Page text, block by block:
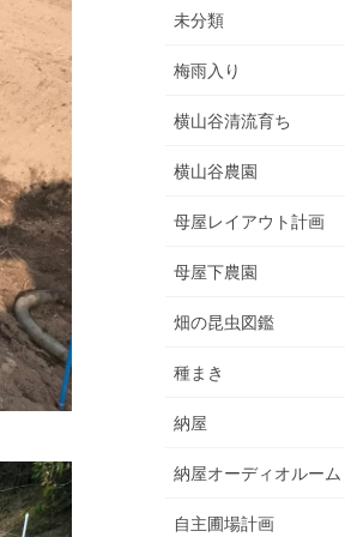
未分類
梅雨入り
横山谷清流育ち
横山谷農園
母屋レイアウト計画
母屋下農園
畑の昆虫図鑑
種まき
納屋
納屋オーディオルーム
自主圃場計画